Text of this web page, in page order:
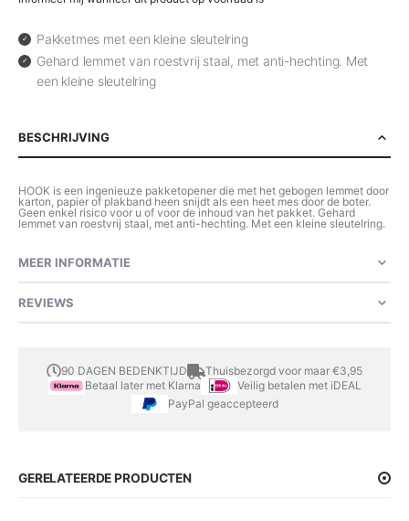
Pakketmes met een kleine sleutelring
Gehard lemmet van roestvrij staal, met anti-hechting. Met
een kleine sleutelring
BESCHRIJVING
HOOK is een ingenieuze pakketopener die met het gebogen lemmet door
karton, papier of plakband heen snijdt als een heet mes door de boter.
Geen enkel risico voor u of voor de inhoud van het pakket. Gehard
lemmet van roestvrij staal, met anti-hechting. Met een kleine sleutelring.
MEER INFORMATIE
REVIEWS
90 DAGEN BEDENKTIJD
Thuisbezorgd voor maar €3,95
Betaal later met Klarna
Veilig betalen met iDEAL
PayPal geaccepteerd
GERELATEERDE PRODUCTEN